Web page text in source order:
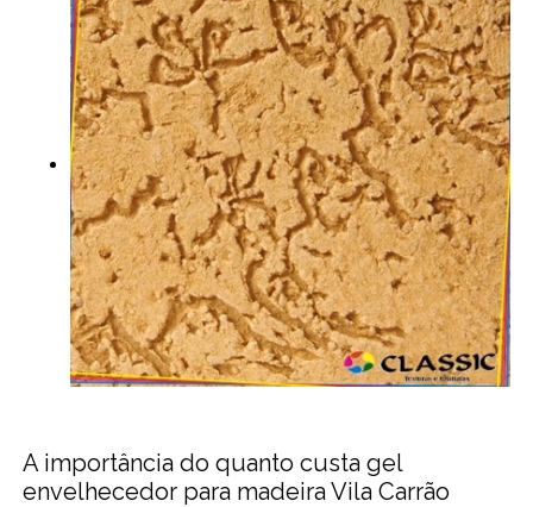
A importância do quanto custa gel
envelhecedor para madeira Vila Carrão